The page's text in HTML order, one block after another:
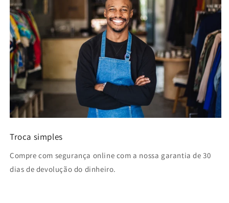
Troca simples
Compre com segurança online com a nossa garantia de 30
dias de devolução do dinheiro.